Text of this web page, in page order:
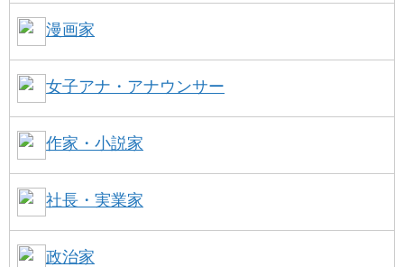
漫画家
女子アナ・アナウンサー
作家・小説家
社長・実業家
政治家